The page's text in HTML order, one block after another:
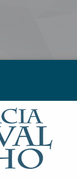
TRABALHE